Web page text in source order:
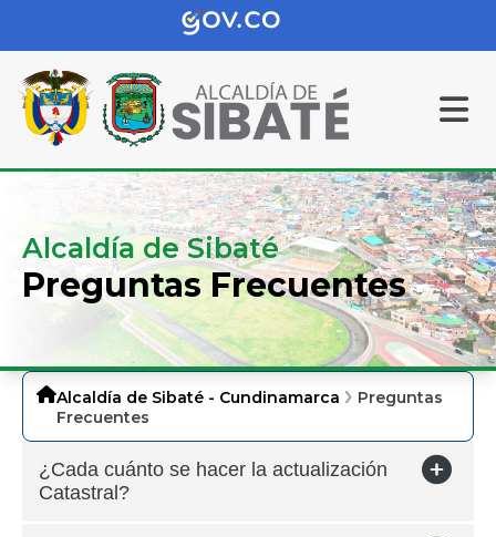
Alcaldía de Sibaté
Preguntas Frecuentes
Alcaldía de Sibaté - Cundinamarca
Preguntas
Frecuentes
¿Cada cuánto se hacer la actualización
Catastral?